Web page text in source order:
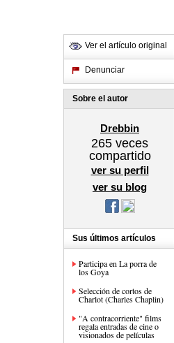
Ver el artículo original
Denunciar
Sobre el autor
Drebbin
265 veces
compartido
ver su perfil
ver su blog
Sus últimos artículos
Participa en La porra de
los Goya
Selección de cortos de
Charlot (Charles Chaplin)
"A contracorriente" films
regala entradas de cine o
visionados de películas